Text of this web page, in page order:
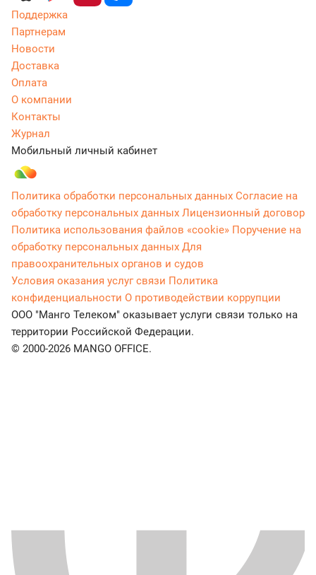
Поддержка
Партнерам
Новости
Доставка
Оплата
О компании
Контакты
Журнал
Мобильный личный кабинет
Политика обработки персональных данных Согласие на
обработку персональных данных Лицензионный договор
Политика использования файлов «cookie» Поручение на
обработку персональных данных Для
правоохранительных органов и судов
Условия оказания услуг связи Политика
конфиденциальности О противодействии коррупции
ООО "Манго Телеком" оказывает услуги связи только на
территории Российской Федерации.
© 2000-2026 MANGO OFFICE.